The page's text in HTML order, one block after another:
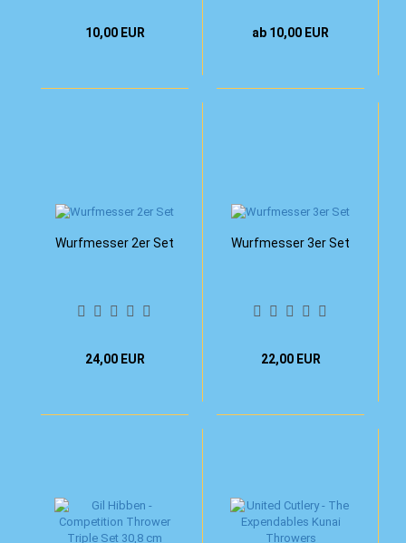
10,00 EUR ab 10,00 EUR
Wurfmesser 2er Set
24,00 EUR
Wurfmesser 3er Set
22,00 EUR